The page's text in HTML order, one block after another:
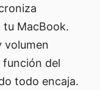
MacBook.
volumen
función del
todo encaja.